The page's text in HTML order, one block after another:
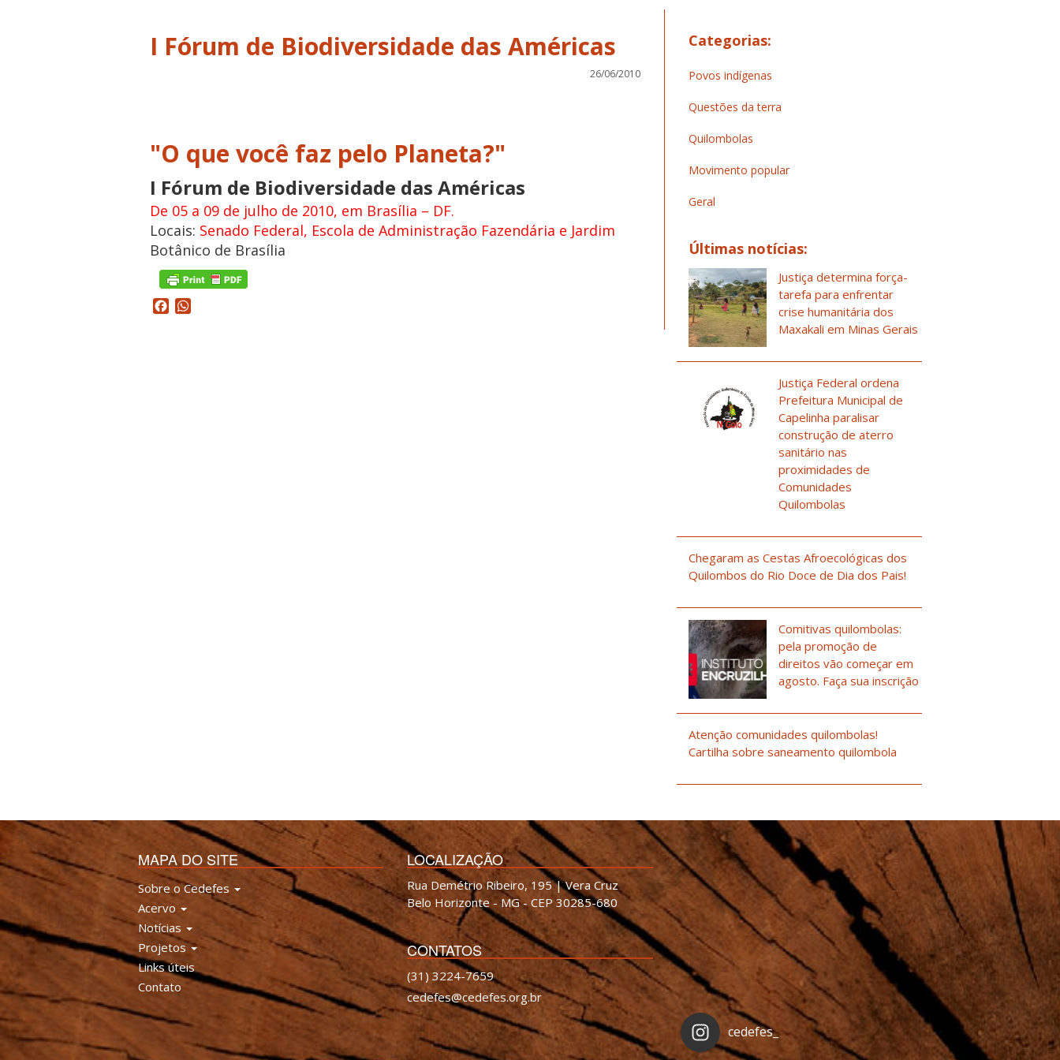
I Fórum de Biodiversidade das Américas
26/06/2010
"O que você faz pelo Planeta?"
I Fórum de Biodiversidade das Américas
De 05 a 09 de julho de 2010, em Brasília – DF.
Locais: Senado Federal, Escola de Administração Fazendária e Jardim
Botânico de Brasília
Facebook
Categorias:
Povos indígenas
Questões da terra
Quilombolas
Movimento popular
Geral
Últimas notícias:
Justiça determina força-
tarefa para enfrentar
crise humanitária dos
Maxakali em Minas Gerais
Justiça Federal ordena
Prefeitura Municipal de
Capelinha paralisar
construção de aterro
sanitário nas
proximidades de
Comunidades
Quilombolas
Chegaram as Cestas Afroecológicas dos
Quilombos do Rio Doce de Dia dos Pais!
Comitivas quilombolas:
pela promoção de
direitos vão começar em
agosto. Faça sua inscrição
Atenção comunidades quilombolas!
Cartilha sobre saneamento quilombola
MAPA DO SITE
Sobre o Cedefes
Acervo
Notícias
Projetos
Links úteis
Contato
LOCALIZAÇÃO
Rua Demétrio Ribeiro, 195 | Vera Cruz
Belo Horizonte - MG - CEP 30285-680
CONTATOS
(31) 3224-7659
cedefes@cedefes.org.br
cedefes_